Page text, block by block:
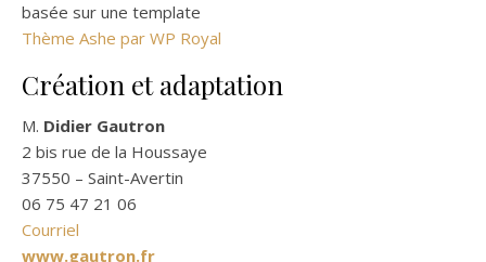
basée sur une template
Thème Ashe par WP Royal
Création et adaptation
M. Didier Gautron
2 bis rue de la Houssaye
37550 – Saint-Avertin
06 75 47 21 06
Courriel
www.gautron.fr